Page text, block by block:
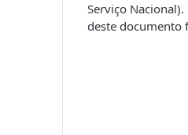
Serviço
deste documento